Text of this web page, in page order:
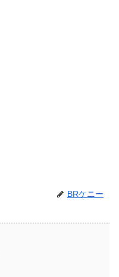
BRケニー